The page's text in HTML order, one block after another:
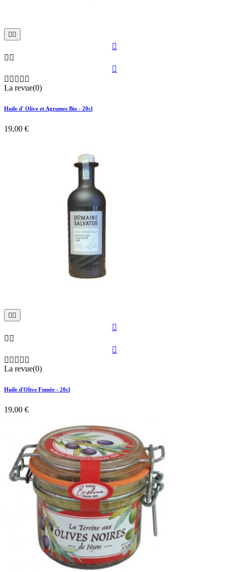
 

 

    
La revue(0)
Huile d' Olive et Agrumes Bio - 20cl
19,00 €
 

 

    
La revue(0)
Huile d'Olive Fumée - 20cl
19,00 €